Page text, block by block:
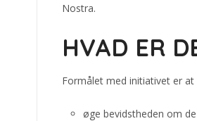
Nostra.
HVAD ER
Formålet med initiativet er
øge bevidstheden om